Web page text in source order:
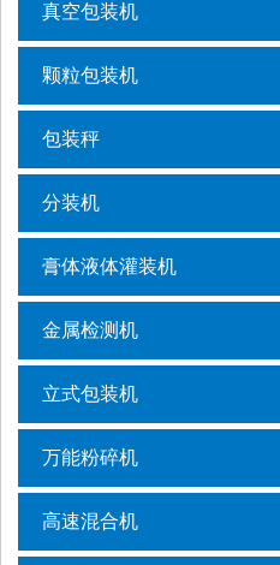
真空包装机
颗粒包装机
包装秤
分装机
膏体液体灌装机
金属检测机
立式包装机
万能粉碎机
高速混合机